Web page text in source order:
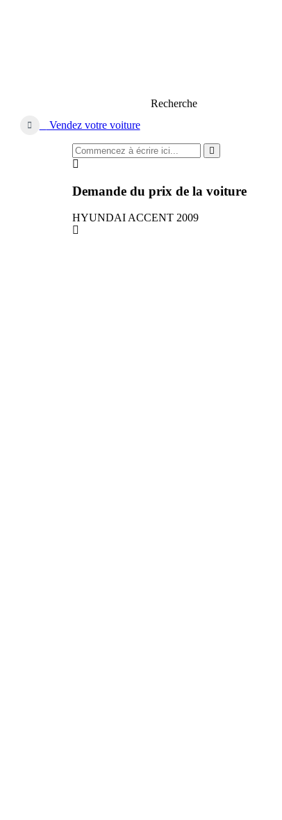
Vendez votre voiture
Recherche
Demande du prix de la voiture
HYUNDAI ACCENT 2009